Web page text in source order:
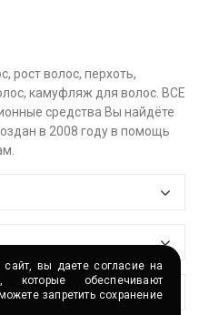
рост волос, перхоть,
камуфляж для волос. ВСЕ
средства Вы найдёте
в 2008 году в помощь
вы даете согласие на
, которые обеспечивают
запретить сохранение